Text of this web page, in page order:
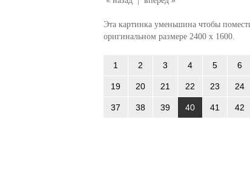
Эта картинка уменьшина чтобы
оригинальном размере 2400 x 1600.
1 2 3 4 5 6
19 20 21 22 23 24
37 38 39 40 41 42